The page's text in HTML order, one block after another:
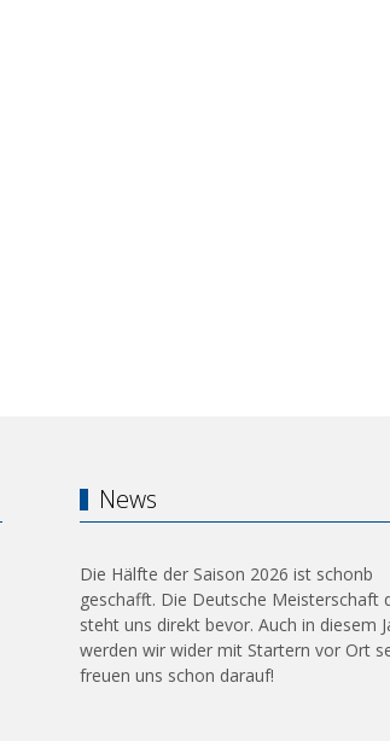
News
Die Hälfte der Saison 2026 ist schonb
geschafft. Die Deutsche Meisterschaft
steht uns direkt bevor. Auch in diesem
werden wir wider mit Startern vor Ort
freuen uns schon darauf!